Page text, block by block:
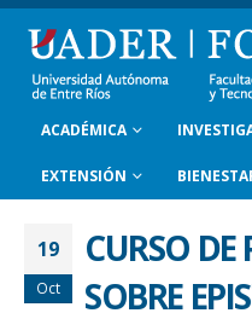
ACADÉMICA
EXTENSIÓN
19
Oct
CURSO DE
SOBRE